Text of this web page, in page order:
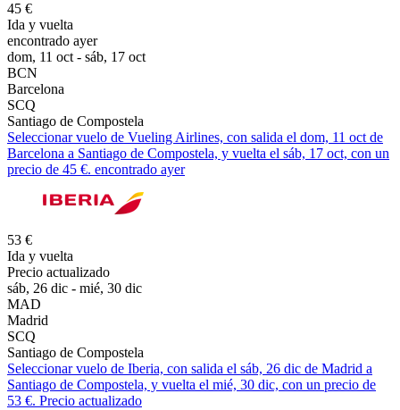
45 €
Ida y vuelta
encontrado ayer
dom, 11 oct - sáb, 17 oct
BCN
Barcelona
SCQ
Santiago de Compostela
Seleccionar vuelo de Vueling Airlines, con salida el dom, 11 oct de
Barcelona a Santiago de Compostela, y vuelta el sáb, 17 oct, con un
precio de 45 €. encontrado ayer
53 €
Ida y vuelta
Precio actualizado
sáb, 26 dic - mié, 30 dic
MAD
Madrid
SCQ
Santiago de Compostela
Seleccionar vuelo de Iberia, con salida el sáb, 26 dic de Madrid a
Santiago de Compostela, y vuelta el mié, 30 dic, con un precio de
53 €. Precio actualizado